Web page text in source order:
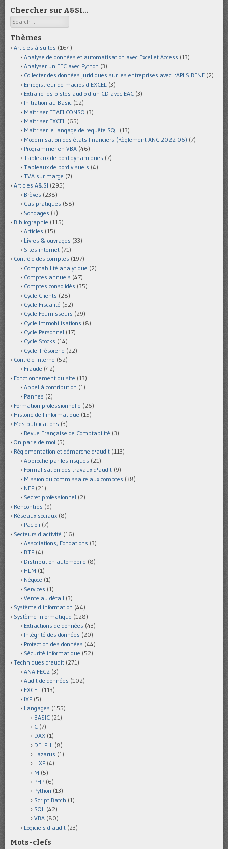
Chercher sur A&SI…
Search
Thèmes
Articles à suites (164)
Analyse de données et automatisation avec Excel et Access (13)
Analyser un FEC avec Python (3)
Collecter des données juridiques sur les entreprises avec l'API SIRENE (2)
Enregistreur de macros d'EXCEL (3)
Extraire les pistes audio d'un CD avec EAC (3)
Initiation au Basic (12)
Maîtriser ETAFI CONSO (3)
Maîtriser EXCEL (65)
Maîtriser le langage de requête SQL (13)
Modernisation des états financiers (Règlement ANC 2022-06) (7)
Programmer en VBA (46)
Tableaux de bord dynamiques (7)
Tableaux de bord visuels (4)
TVA sur marge (7)
Articles A&SI (295)
Brèves (238)
Cas pratiques (58)
Sondages (3)
Bibliographie (115)
Articles (15)
Livres & ouvrages (33)
Sites internet (71)
Contrôle des comptes (197)
Comptabilité analytique (2)
Comptes annuels (47)
Comptes consolidés (35)
Cycle Clients (28)
Cycle Fiscalité (52)
Cycle Fournisseurs (29)
Cycle Immobilisations (8)
Cycle Personnel (17)
Cycle Stocks (14)
Cycle Trésorerie (22)
Contrôle interne (52)
Fraude (42)
Fonctionnement du site (13)
Appel à contribution (1)
Pannes (2)
Formation professionnelle (26)
Histoire de l'informatique (15)
Mes publications (3)
Revue Française de Comptabilité (3)
On parle de moi (5)
Réglementation et démarche d'audit (113)
Approche par les risques (21)
Formalisation des travaux d'audit (9)
Mission du commissaire aux comptes (38)
NEP (21)
Secret professionnel (2)
Rencontres (9)
Réseaux sociaux (8)
Pacioli (7)
Secteurs d'activité (16)
Associations, Fondations (3)
BTP (4)
Distribution automobile (8)
HLM (1)
Négoce (1)
Services (1)
Vente au détail (3)
Système d'information (44)
Système informatique (128)
Extractions de données (43)
Intégrité des données (20)
Protection des données (44)
Sécurité informatique (52)
Techniques d'audit (271)
ANA-FEC2 (3)
Audit de données (102)
EXCEL (113)
IXP (5)
Langages (155)
BASIC (21)
C (7)
DAX (1)
DELPHI (8)
Lazarus (1)
LIXP (4)
M (5)
PHP (6)
Python (13)
Script Batch (1)
SQL (42)
VBA (80)
Logiciels d'audit (23)
Mots-clefs